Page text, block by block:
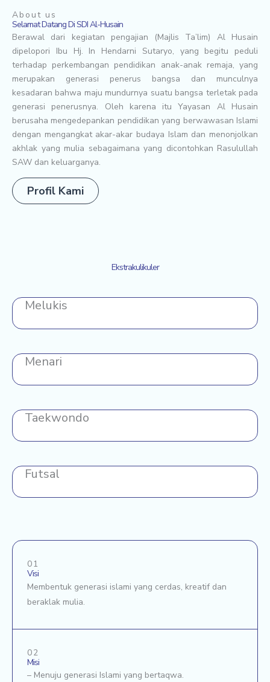
About us
Selamat Datang Di SDI Al-Husain
Berawal dari kegiatan pengajian (Majlis Ta’lim) Al Husain
dipelopori Ibu Hj. In Hendarni Sutaryo, yang begitu peduli
terhadap perkembangan pendidikan anak-anak remaja, yang
merupakan generasi penerus bangsa dan munculnya
kesadaran bahwa maju mundurnya suatu bangsa terletak pada
generasi penerusnya. Oleh karena itu Yayasan Al Husain
berusaha mengedepankan pendidikan yang berwawasan Islami
dengan mengangkat akar-akar budaya Islam dan menonjolkan
akhlak yang mulia sebagaimana yang dicontohkan Rasulullah
SAW dan keluarganya.
Profil Kami
Ekstrakulikuler
Melukis
Menari
Taekwondo
Futsal
01
Visi
Membentuk generasi islami yang cerdas, kreatif dan
beraklak mulia.
02
Misi
– Menuju generasi Islami yang bertaqwa.